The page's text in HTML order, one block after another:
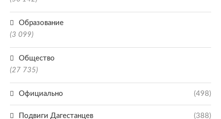
Образование
(3 099)
Общество
(27 735)
Официально (498)
Подвиги Дагестанцев (388)